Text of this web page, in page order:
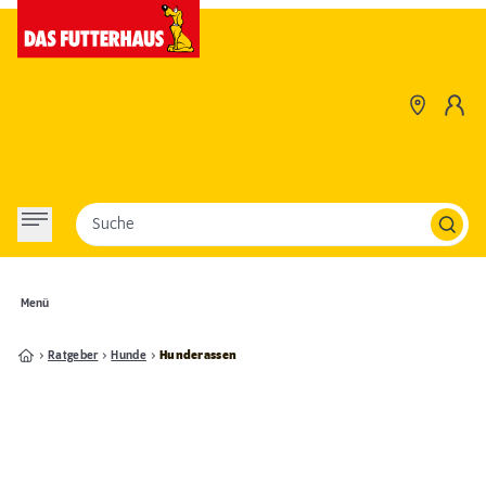
Menü
Suche
Ratgeber Hunde Hunderassen